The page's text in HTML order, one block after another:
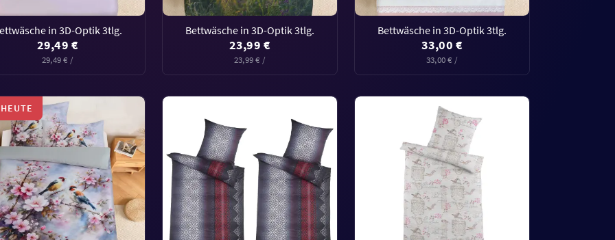
in 3D-Optik 3tlg.
29,49 €
29,49 € /
Bettwäsche in 3D-Optik 3tlg.
23,99 €
23,99 € /
Bettwäsche in 3D-Optik 3tlg.
33,00 €
33,00 € /